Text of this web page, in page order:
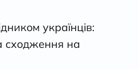
українців:
сходження на